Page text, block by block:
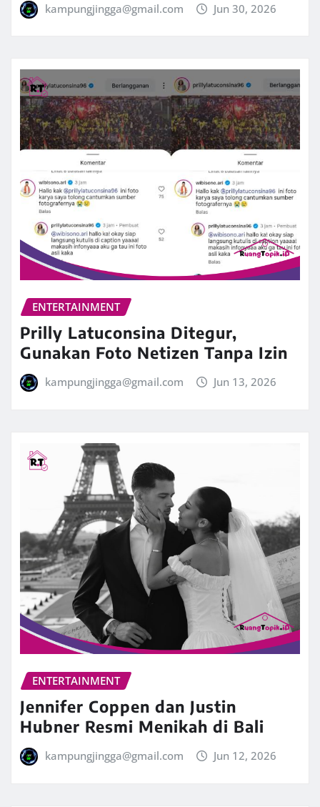
kampungjingga@gmail.com Jun 30, 2026
ENTERTAINMENT
Prilly Latuconsina Ditegur,
Gunakan Foto Netizen Tanpa Izin
kampungjingga@gmail.com Jun 13, 2026
ENTERTAINMENT
Jennifer Coppen dan Justin
Hubner Resmi Menikah di Bali
kampungjingga@gmail.com Jun 12, 2026